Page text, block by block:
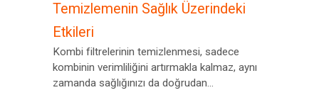
Temizlemenin Sağlık Üzerindeki
Etkileri
Kombi filtrelerinin temizlenmesi, sadece
kombinin verimliliğini artırmakla kalmaz, aynı
zamanda sağlığınızı da doğrudan...